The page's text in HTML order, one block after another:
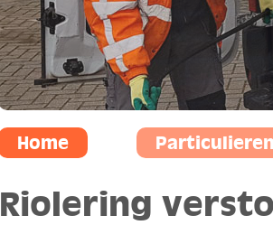
Riolering
Home Particulieren